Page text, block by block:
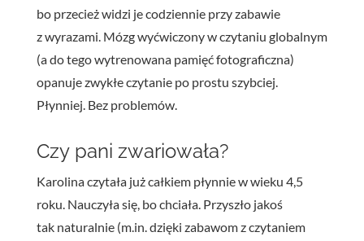
bo przecież widzi je codziennie przy zabawie
z wyrazami. Mózg wyćwiczony w czytaniu globalnym
(a do tego wytrenowana pamięć fotograficzna)
opanuje zwykłe czytanie po prostu szybciej.
Płynniej. Bez problemów.
Czy pani zwariowała?
Karolina czytała już całkiem płynnie w wieku 4,5
roku. Nauczyła się, bo chciała. Przyszło jakoś
tak naturalnie (m.in. dzięki zabawom z czytaniem